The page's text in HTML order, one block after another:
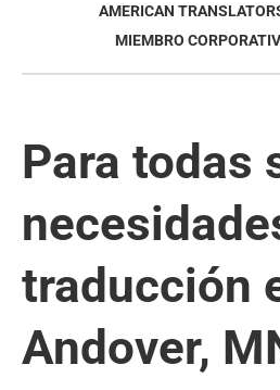
AMERICAN
MIEMBRO
Para todas
traducción
Andover,